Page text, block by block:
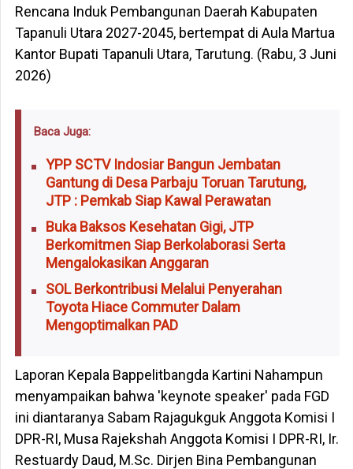
Rencana Induk Pembangunan Daerah Kabupaten
Tapanuli Utara 2027-2045, bertempat di Aula Martua
Kantor Bupati Tapanuli Utara, Tarutung. (Rabu, 3 Juni
2026)
Baca Juga:
YPP SCTV Indosiar Bangun Jembatan
Gantung di Desa Parbaju Toruan Tarutung,
JTP : Pemkab Siap Kawal Perawatan
Buka Baksos Kesehatan Gigi, JTP
Berkomitmen Siap Berkolaborasi Serta
Mengalokasikan Anggaran
SOL Berkontribusi Melalui Penyerahan
Toyota Hiace Commuter Dalam
Mengoptimalkan PAD
Laporan Kepala Bappelitbangda Kartini Nahampun
menyampaikan bahwa 'keynote speaker' pada FGD
ini diantaranya Sabam Rajagukguk Anggota Komisi I
DPR-RI, Musa Rajekshah Anggota Komisi I DPR-RI, Ir.
Restuardy Daud, M.Sc. Dirjen Bina Pembangunan